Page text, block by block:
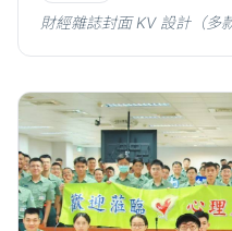
財經雜誌封面 KV 設計（多款